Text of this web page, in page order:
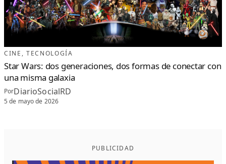
CINE , TECNOLOGÍA
Star Wars: dos generaciones, dos formas de conectar con
una misma galaxia
PorDiarioSocialRD
5 de mayo de 2026
PUBLICIDAD